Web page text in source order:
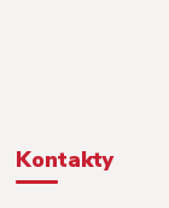
Kontakty